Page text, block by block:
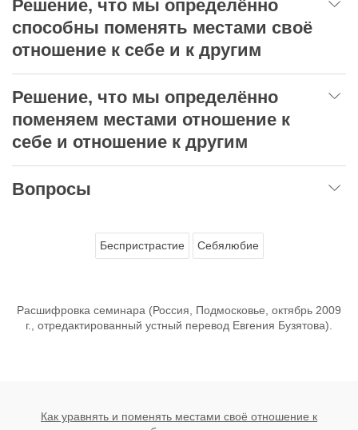
Решение, что мы определённо
способны поменять местами своё
отношение к себе и к другим
Решение, что мы определённо
поменяем местами отношение к
себе и отношение к другим
Вопросы
Беспристрастие Себялюбие
Расшифровка семинара (Россия, Подмосковье, октябрь 2009
г., отредактированный устный перевод Евгения Бузятова).
Как уравнять и поменять местами своё отношение к